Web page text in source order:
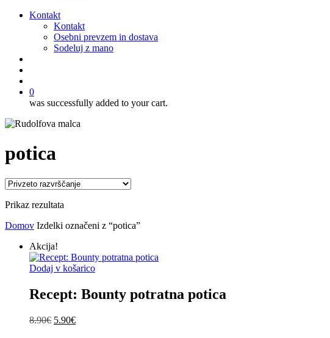
Kontakt
Kontakt
Osebni prevzem in dostava
Sodeluj z mano
0
was successfully added to your cart.
potica
Prikaz rezultata
Domov Izdelki označeni z “potica”
Akcija!
Dodaj v košarico
Recept: Bounty potratna potica
8.90€ Izvirna
5.90€Trenutna